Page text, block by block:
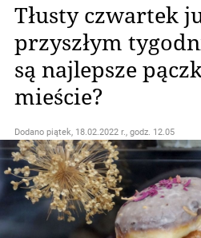
Tłusty czwartek
przyszłym
są najlepsze
mieście?
Dodano piątek, 18.02.2022 r., godz. 12.05